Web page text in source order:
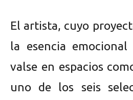
El artista, cuyo
la esencia
valse en espacios
uno de los seis